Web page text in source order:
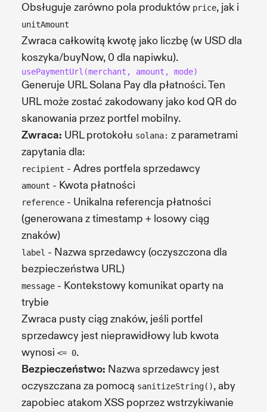
Obsługuje zarówno pola produktów price, jak i
unitAmount
Zwraca całkowitą kwotę jako liczbę (w USD dla
koszyka/buyNow, 0 dla napiwku).
usePaymentUrl(merchant, amount, mode)
Generuje URL Solana Pay dla płatności. Ten
URL może zostać zakodowany jako kod QR do
skanowania przez portfel mobilny.
Zwraca: URL protokołu solana: z parametrami
zapytania dla:
recipient - Adres portfela sprzedawcy
amount - Kwota płatności
reference - Unikalna referencja płatności
(generowana z timestamp + losowy ciąg
znaków)
label - Nazwa sprzedawcy (oczyszczona dla
bezpieczeństwa URL)
message - Kontekstowy komunikat oparty na
trybie
Zwraca pusty ciąg znaków, jeśli portfel
sprzedawcy jest nieprawidłowy lub kwota
wynosi <= 0.
Bezpieczeństwo: Nazwa sprzedawcy jest
oczyszczana za pomocą sanitizeString(), aby
zapobiec atakom XSS poprzez wstrzykiwanie